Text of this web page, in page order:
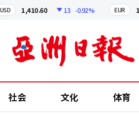
1,410.60 13 -0.92% EUR
社会 文化 体育